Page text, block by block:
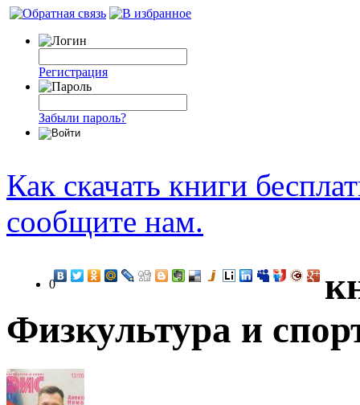
Регистрация
Забыли пароль?
Как скачать книги
сообщите нам.
0
Физкультура и